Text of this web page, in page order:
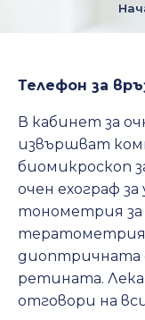
Телефон за
В кабинет за
извършват
биомикроскоп
очен ехограф
тонометрия за
тератометрия
диоптричната
ретината.
отговори на